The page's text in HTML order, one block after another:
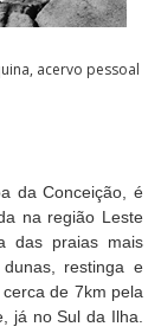
acervo pessoal
da Conceição, é
na região Leste
das praias mais
restinga e
de 7km pela
já no Sul da Ilha.